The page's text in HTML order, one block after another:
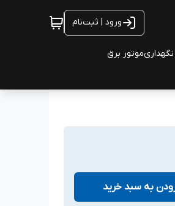
ورود | ثبت‌نام
موتور برق
به سبد خرید